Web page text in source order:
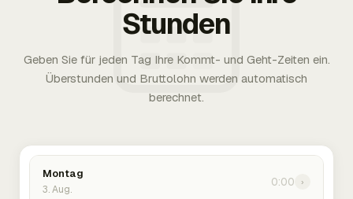
Stunden
Geben Sie für jeden Tag Ihre Kommt- und Geht-Zeiten ein.
Überstunden und Bruttolohn werden automatisch
berechnet.
Montag
3. Aug.
0:00 ›